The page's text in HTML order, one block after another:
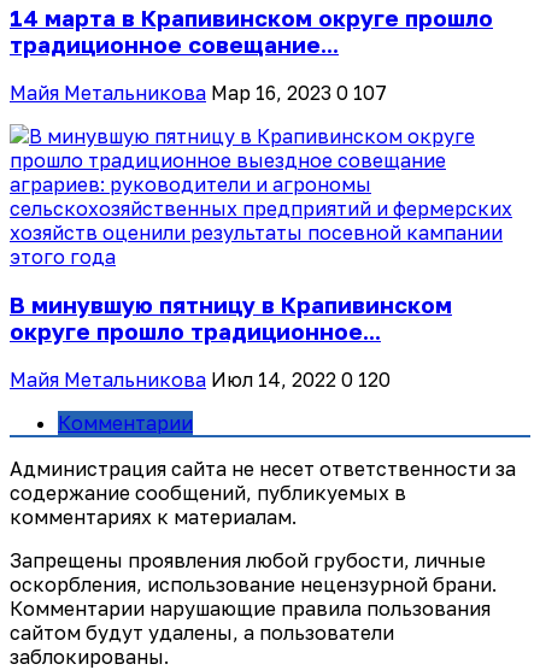
14 марта в Крапивинском округе прошло
традиционное совещание...
Майя Метальникова Мар 16, 2023 0 107
В минувшую пятницу в Крапивинском
округе прошло традиционное...
Майя Метальникова Июл 14, 2022 0 120
Комментарии
Администрация сайта не несет ответственности за
содержание сообщений, публикуемых в
комментариях к материалам.
Запрещены проявления любой грубости, личные
оскорбления, использование нецензурной брани.
Комментарии нарушающие правила пользования
сайтом будут удалены, а пользователи
заблокированы.